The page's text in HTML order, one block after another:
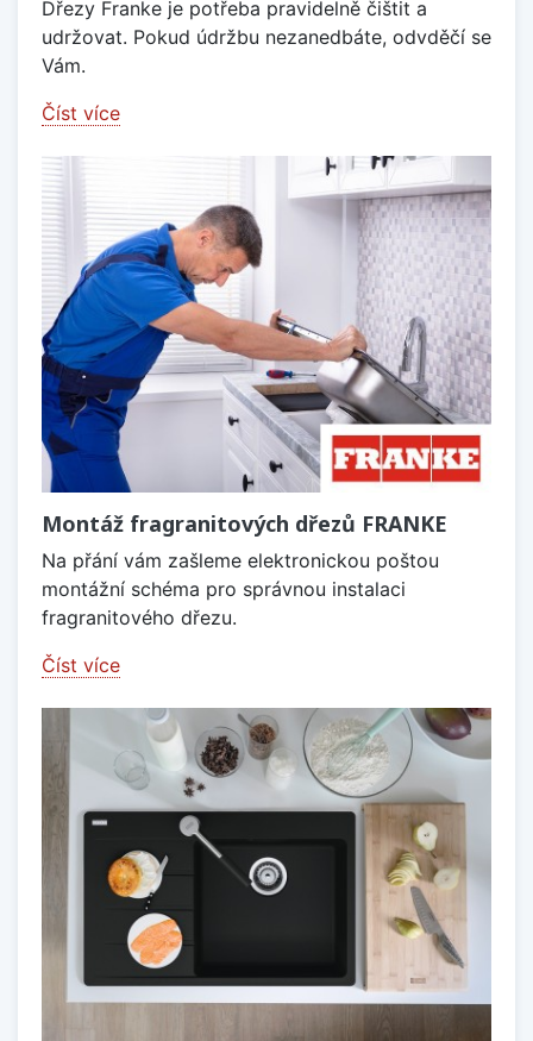
Dřezy Franke je potřeba pravidelně čištit a
udržovat. Pokud údržbu nezanedbáte, odvděčí se
Vám.
Číst více
Montáž fragranitových dřezů FRANKE
Na přání vám zašleme elektronickou poštou
montážní schéma pro správnou instalaci
fragranitového dřezu.
Číst více